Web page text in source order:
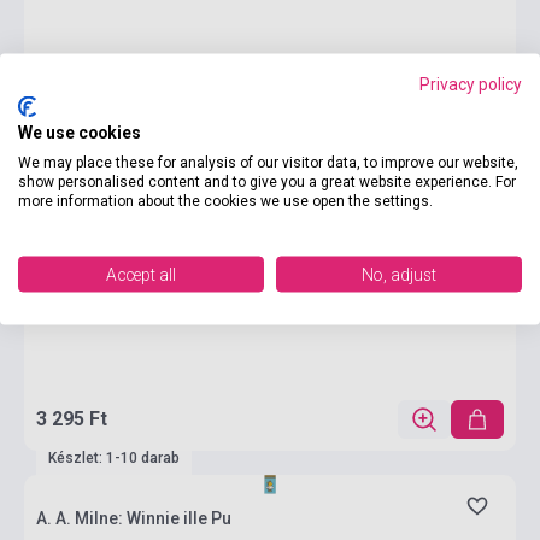
3 295 Ft
Készlet: 1-10 darab
A. A. Milne: Winnie ille Pu
Privacy policy
We use cookies
We may place these for analysis of our visitor data, to improve our website,
show personalised content and to give you a great website experience. For
more information about the cookies we use open the settings.
Accept all No, adjust